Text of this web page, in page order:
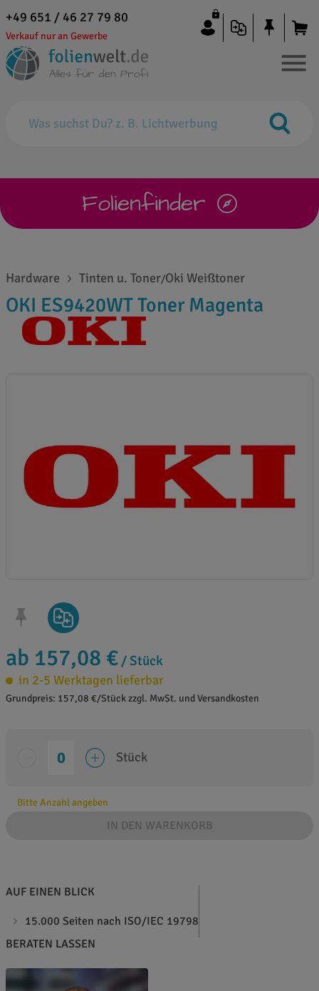
+49 651 / 46 27 79 80
Verkauf nur an Gewerbe
Folienfinder
Hardware Tinten u. Toner/Oki Weißtoner
OKI ES9420WT Toner Magenta
ab 157,08 € / Stück
in 2-5 Werktagen lieferbar
Grundpreis: 157,08 €/Stück zzgl. MwSt. und Versandkosten
Stück
Bitte Anzahl angeben
IN DEN WARENKORB
AUF EINEN BLICK
15.000 Seiten nach ISO/IEC 19798
BERATEN LASSEN